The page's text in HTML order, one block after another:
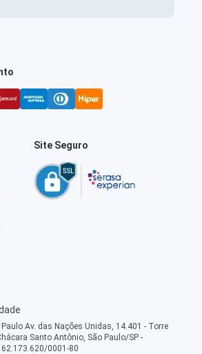
Site Seguro
Av. das Nações Unidas, 14.401 - Torre
Santo Antônio, São Paulo/SP -
62.173.620/0001-80